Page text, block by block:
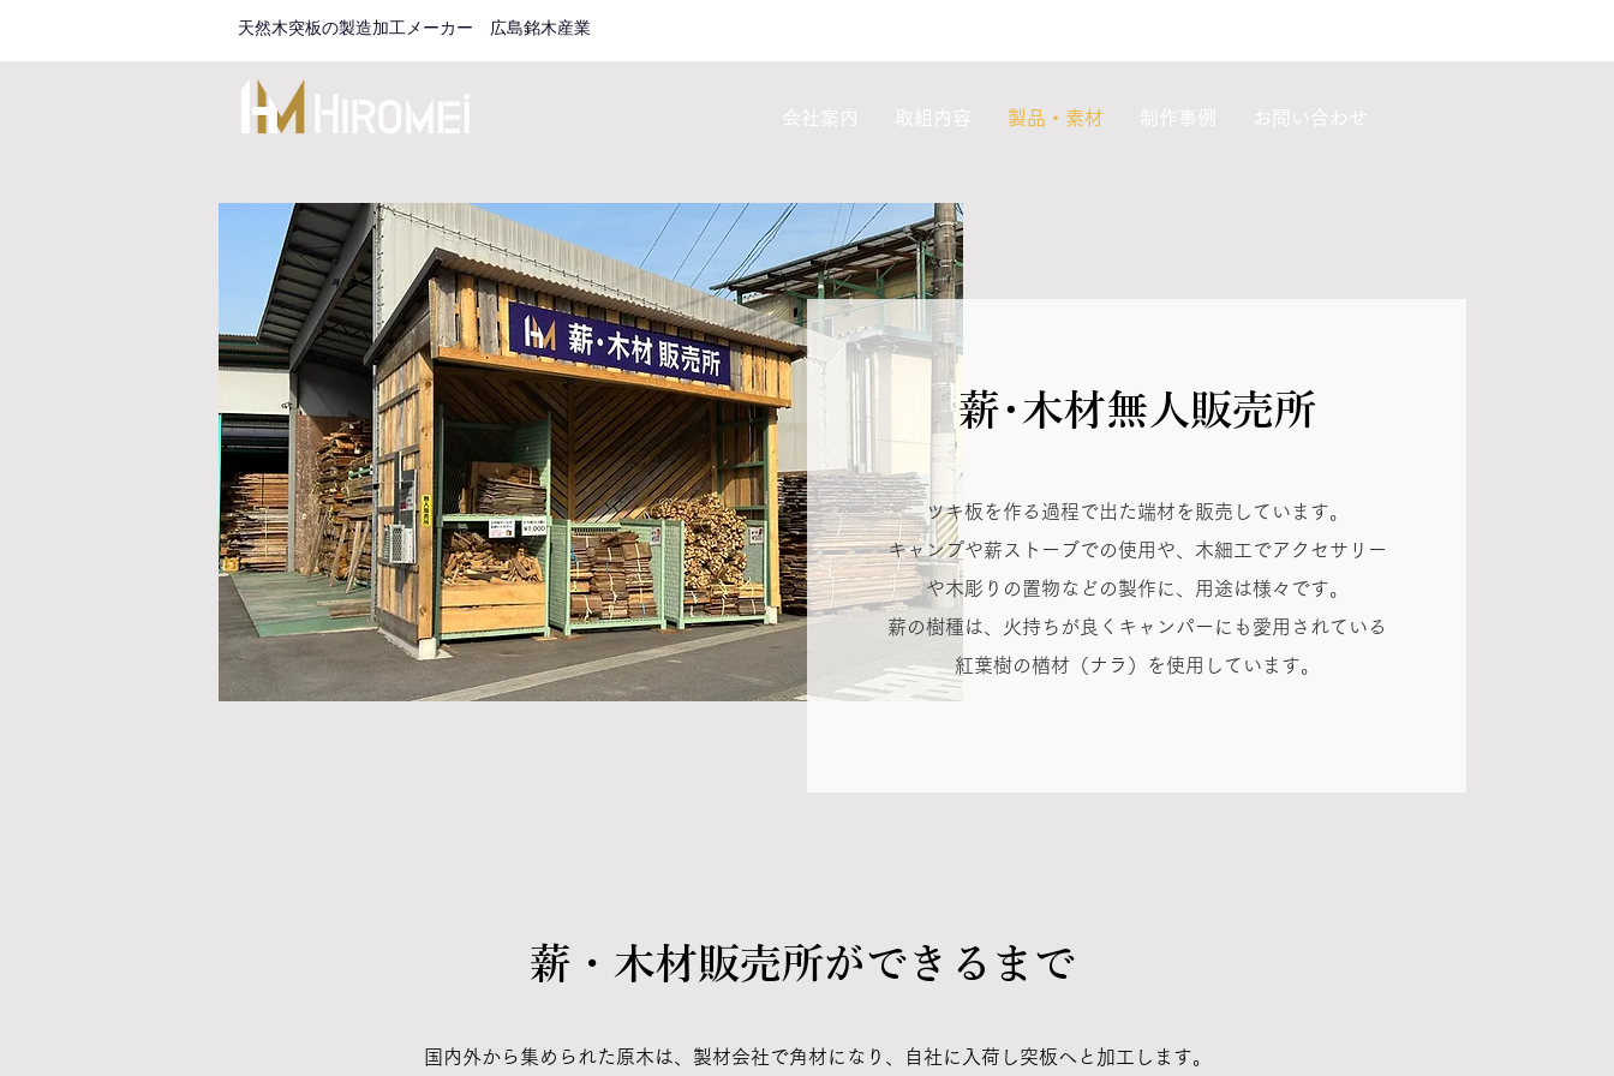
天然木突板の製造加工メーカー 広島銘木産業
会社案内 取組内容 製品・素材 制作事例 お問い合わせ
薪･木材無人販売所
ツキ板を作る過程で出た端材を販売しています。
キャンプや薪ストーブでの使用や、木細工でアクセサリー
や木彫りの置物などの製作に、用途は様々です。
薪の樹種は、火持ちが良くキャンパーにも愛用されている
紅葉樹の楢材（ナラ）を使用しています。
​薪・木材販売所ができるまで
国内外から集められた原木は、製材会社で角材になり、自社に入荷し突板へと加工します。